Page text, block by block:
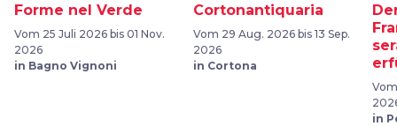
Forme nel Verde
Vom 25 Juli 2026 bis 01 Nov.
2026
in Bagno Vignoni
Cortonantiquaria
Vom 29 Aug. 2026 bis 13 Sep.
2026
in Cortona
in